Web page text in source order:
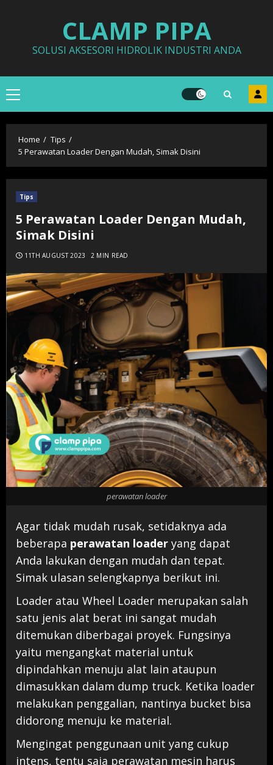
CLAMP PIPA
SOLUSI AKSESORI HIDROLIK INDUSTRI ANDA
Primary
Menu
Home
Tips
5 Perawatan Loader Dengan Mudah, Simak Disini
Tips
5 Perawatan Loader Dengan Mudah,
Simak Disini
11TH AUGUST 2023 2 MIN READ
perawatan loader
Agar tidak mudah rusak, setidaknya ada
beberapa perawatan loader yang dapat
Anda lakukan dengan mudah dan tepat.
Simak ulasan selengkapnya berikut ini.
Loader atau Wheel Loader merupakan salah
satu jenis alat berat ini sangat mudah
ditemukan diberbagai proyek. Fungsinya
yaitu mengangkat material untuk
dipindahkan menuju alat lain ataupun
dimasukkan dalam dump truck. Ketika loader
melakukan penggalian, nantinya bucket bisa
didorong menuju ke material.
Mengingat penggunaan unit yang cukup
intens, tentu saja perawatan mesin harus